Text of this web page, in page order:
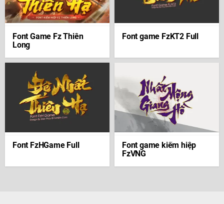
Font Game Fz Thiên
Long
Font game FzKT2 Full
Font FzHGame Full
Font game kiếm hiệp
FzVNG